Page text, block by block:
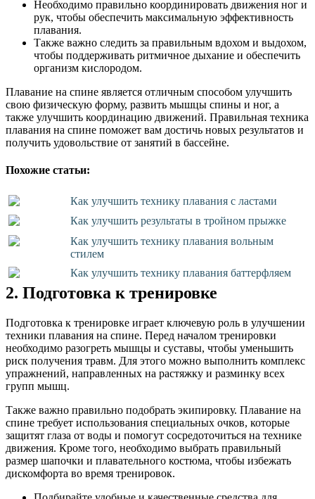
Необходимо правильно координировать движения ног и
рук, чтобы обеспечить максимальную эффективность
плавания.
Также важно следить за правильным вдохом и выдохом,
чтобы поддерживать ритмичное дыхание и обеспечить
организм кислородом.
Плавание на спине является отличным способом улучшить
свою физическую форму, развить мышцы спины и ног, а
также улучшить координацию движений. Правильная техника
плавания на спине поможет вам достичь новых результатов и
получить удовольствие от занятий в бассейне.
Похожие статьи:
Как улучшить технику плавания с ластами
Как улучшить результаты в тройном прыжке
Как улучшить технику плавания вольным
стилем
Как улучшить технику плавания баттерфляем
2. Подготовка к тренировке
Подготовка к тренировке играет ключевую роль в улучшении
техники плавания на спине. Перед началом тренировки
необходимо разогреть мышцы и суставы, чтобы уменьшить
риск получения травм. Для этого можно выполнить комплекс
упражнений, направленных на растяжку и разминку всех
групп мышц.
Также важно правильно подобрать экипировку. Плавание на
спине требует использования специальных очков, которые
защитят глаза от воды и помогут сосредоточиться на технике
движения. Кроме того, необходимо выбрать правильный
размер шапочки и плавательного костюма, чтобы избежать
дискомфорта во время тренировок.